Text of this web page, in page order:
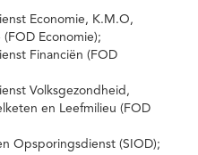
Economie, K.M.O,
Economie);
Financiën (FOD
Volksgezondheid,
en Leefmilieu (FOD
Opsporingsdienst (SIOD);